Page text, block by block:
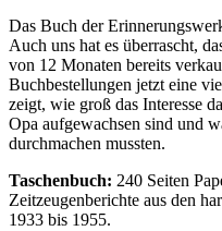
Das Buch der
Auch uns hat es überrascht,
von 12 Monaten bereits
Buchbestellungen jetzt eine
zeigt, wie groß das Interesse
Opa aufgewachsen sind und
durchmachen mussten.
Taschenbuch: 240 Seiten
Zeitzeugenberichte aus den
1933 bis 1955.